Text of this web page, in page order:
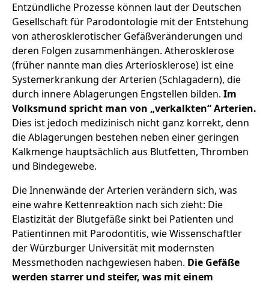
Entzündliche Prozesse können laut der Deutschen
Gesellschaft für Parodontologie mit der Entstehung
von atherosklerotischer Gefäßveränderungen und
deren Folgen zusammenhängen. Atherosklerose
(früher nannte man dies Arteriosklerose) ist eine
Systemerkrankung der Arterien (Schlagadern), die
durch innere Ablagerungen Engstellen bilden. Im
Volksmund spricht man von „verkalkten“ Arterien.
Dies ist jedoch medizinisch nicht ganz korrekt, denn
die Ablagerungen bestehen neben einer geringen
Kalkmenge hauptsächlich aus Blutfetten, Thromben
und Bindegewebe.
Die Innenwände der Arterien verändern sich, was
eine wahre Kettenreaktion nach sich zieht: Die
Elastizität der Blutgefäße sinkt bei Patienten und
Patientinnen mit Parodontitis, wie Wissenschaftler
der Würzburger Universität mit modernsten
Messmethoden nachgewiesen haben. Die Gefäße
werden starrer und steifer, was mit einem